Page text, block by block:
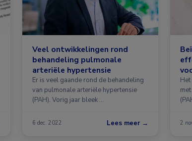
Veel ontwikkelingen rond
behandeling pulmonale
arteriële hypertensie
Er is veel gaande rond de behandeling
van pulmonale arteriële hypertensie
(PAH). Vorig jaar bleek …
6 dec. 2022 Lees meer → 2